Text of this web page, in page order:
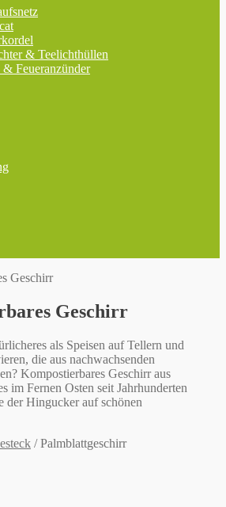
& Teelichthüllen
Feueranzünder
Geschirr
als Speisen auf Tellern und
die aus nachwachsenden
Kompostierbares Geschirr aus
im Fernen Osten seit Jahrhunderten
der Hingucker auf schönen
/Palmblattgeschirr